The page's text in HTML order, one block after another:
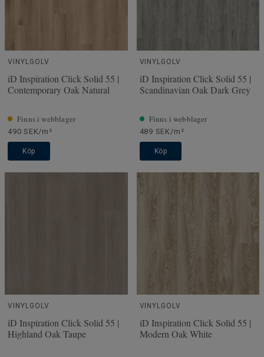
VINYLGOLV
iD Inspiration Click Solid 55 |
Contemporary Oak Natural
Finns i webblager
490 SEK/m²
Köp
VINYLGOLV
iD Inspiration Click Solid 55 |
Scandinavian Oak Dark Grey
Finns i webblager
489 SEK/m²
Köp
VINYLGOLV
iD Inspiration Click Solid 55 |
Highland Oak Taupe
VINYLGOLV
iD Inspiration Click Solid 55 |
Modern Oak White